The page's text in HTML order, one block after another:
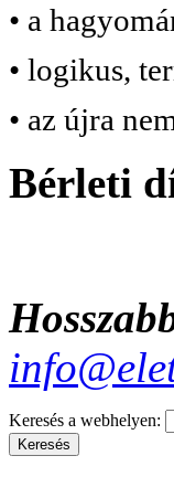
• a
• logikus,
• az újra
Bérleti
Keresés a webhelyen: